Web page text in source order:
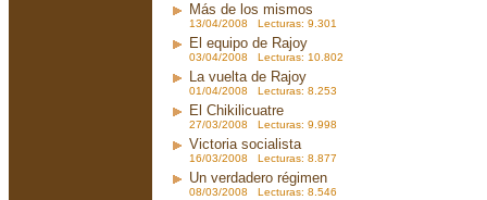
Más de los mismos
13/04/2008 Lecturas: 9.301
El equipo de Rajoy
03/04/2008 Lecturas: 10.802
La vuelta de Rajoy
01/04/2008 Lecturas: 8.253
El Chikilicuatre
27/03/2008 Lecturas: 9.998
Victoria socialista
16/03/2008 Lecturas: 8.877
Un verdadero régimen
08/03/2008 Lecturas: 8.546